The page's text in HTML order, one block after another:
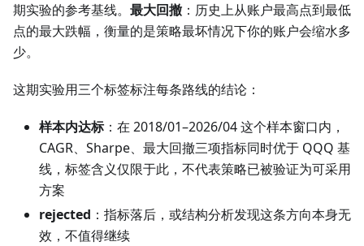
期实验的参考基线。 最大回撤 ：历史上从账户最高点到最低
点的最大跌幅，衡量的是策略最坏情况下你的账户会缩水多
少。
这期实验用三个标签标注每条路线的结论：
样本内达标：在 2018/01–2026/04 这个样本窗口内，
CAGR、Sharpe、最大回撤三项指标同时优于 QQQ 基
线，标签含义仅限于此，不代表策略已被验证为可采用
方案
rejected ：指标落后，或结构分析发现这条方向本身无
效，不值得继续